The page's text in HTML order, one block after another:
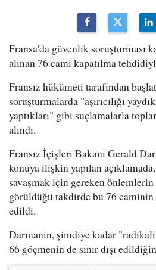
Fransa'da güvenlik soruşturması
alınan 76 cami kapatılma
Fransız hükümeti tarafından
soruşturmalarda "aşırıcılığı
yaptıkları" gibi suçlamalarla
alındı.
Fransız İçişleri Bakanı Gerald
konuya ilişkin yapılan
savaşmak için gereken önlemlerin
görüldüğü takdirde bu 76 caminin
edildi.
Darmanin, şimdiye kadar
66 göçmenin de sınır dışı